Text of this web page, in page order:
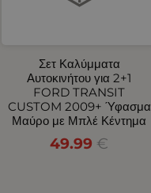
Σετ Καλύμματα
Αυτοκινήτου για 2+1
FORD TRANSIT
CUSTOM 2009+ Ύφασμα
Μαύρο με Μπλέ Κέντημα
49.99 €